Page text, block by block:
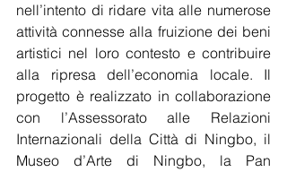
nell’intento di ridare vita alle numerose
attività connesse alla fruizione dei beni
artistici nel loro contesto e contribuire
alla ripresa dell’economia locale. Il
progetto è realizzato in collaborazione
con l’Assessorato alle Relazioni
Internazionali della Città di Ningbo, il
Museo d’Arte di Ningbo, la Pan